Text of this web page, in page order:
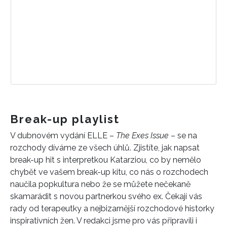
Break-up playlist
V dubnovém vydání ELLE – The Exes Issue – se na
rozchody díváme ze všech úhlů. Zjistíte, jak napsat
break-up hit s interpretkou Katarziou, co by nemělo
chybět ve vašem break-up kitu, co nás o rozchodech
naučila popkultura nebo že se můžete nečekaně
skamarádit s novou partnerkou svého ex. Čekají vás
rady od terapeutky a nejbizarnější rozchodové historky
inspirativních žen. V redakci jsme pro vás připravili i